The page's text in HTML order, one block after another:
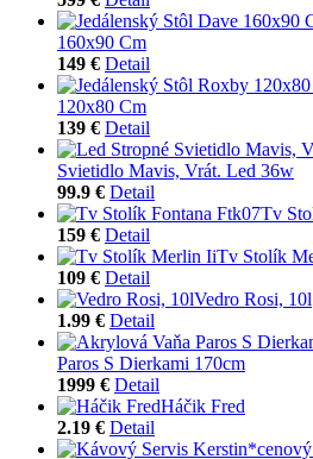
160x90 Cm
149 € Detail
120x80 Cm
139 € Detail
Svietidlo Mavis, Vrát. Led 36w
99.9 € Detail
Tv
159 € Detail
Tv Stolík
109 € Detail
Vedro Rosi, 10l
1.99 € Detail
Paros S Dierkami 170cm
1999 € Detail
Háčik Fred
2.19 € Detail